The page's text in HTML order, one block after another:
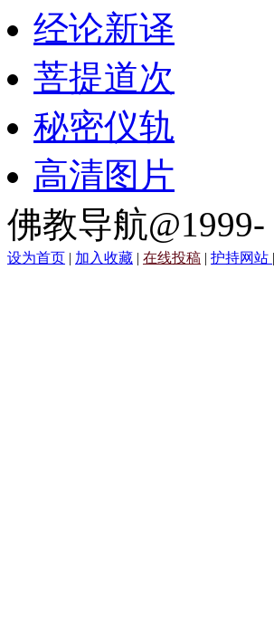
经论新译
菩提道次
秘密仪轨
高清图片
佛教导航
设为首页 | 加入收藏 | 在线投稿 | 护持网站 |